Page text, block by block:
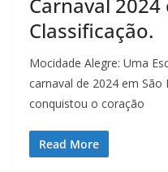
Classificação.
Mocidade Alegre: Uma
carnaval de 2024 em
conquistou o coração
Read More